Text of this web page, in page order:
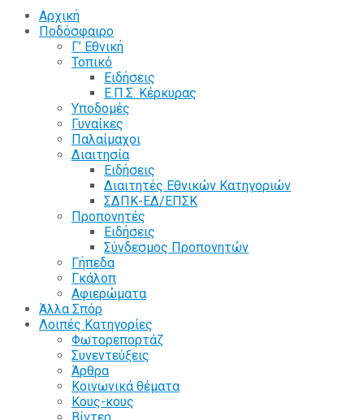
Αρχική
Ποδόσφαιρο
Γ’ Εθνική
Τοπικό
Ειδήσεις
Ε.Π.Σ. Κέρκυρας
Υποδομές
Γυναίκες
Παλαίμαχοι
Διαιτησία
Ειδήσεις
Διαιτητές Εθνικών Κατηγοριών
ΣΔΠΚ-ΕΔ/ΕΠΣΚ
Προπονητές
Ειδήσεις
Σύνδεσμος Προπονητών
Γήπεδα
Γκάλοπ
Αφιερώματα
Άλλα Σπόρ
Λοιπές Κατηγορίες
Φωτορεπορτάζ
Συνεντεύξεις
Άρθρα
Κοινωνικά θέματα
Κους-κους